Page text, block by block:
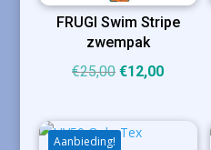
FRUGI Swim Stripe
zwempak
€25,00 Oorspronkelijke
€25,00.
€12,00Huidige
Aanbieding!